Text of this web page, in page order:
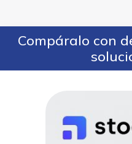
Compáralo con